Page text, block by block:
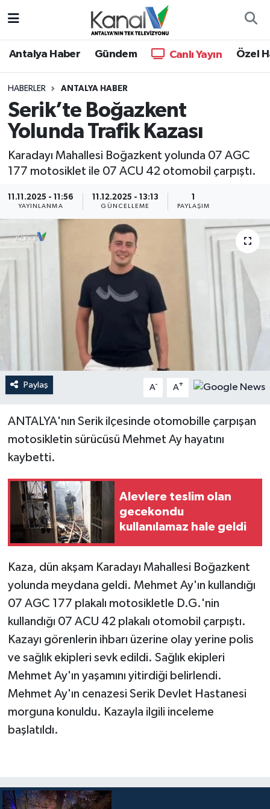
Antalya Haber Gündem Canlı Yayın Özel
HABERLER ANTALYA HABER
Serik’te Boğazkent
Yolunda Trafik Kazası
Karadayı Mahallesi Boğazkent yolunda 07 AGC
177 motosiklet ile 07 ACU 42 otomobil çarpıştı.
11.11.2025 - 11:56
YAYINLANMA
11.12.2025 - 13:13
GÜNCELLEME
1
PAYLAŞIM
Paylaş A- A+
ANTALYA'nın Serik ilçesinde otomobille çarpışan
motosikletin sürücüsü Mehmet Ay hayatını
kaybetti.
Alevlere teslim olan
gecekondu
kullanılamaz hale geldi
Kaza, dün akşam Karadayı Mahallesi Boğazkent
yolunda meydana geldi. Mehmet Ay'ın kullandığı
07 AGC 177 plakalı motosikletle D.G.'nin
kullandığı 07 ACU 42 plakalı otomobil çarpıştı.
Kazayı görenlerin ihbarı üzerine olay yerine polis
ve sağlık ekipleri sevk edildi. Sağlık ekipleri
Mehmet Ay'ın yaşamını yitirdiği belirlendi.
Mehmet Ay'ın cenazesi Serik Devlet Hastanesi
morguna konuldu. Kazayla ilgili inceleme
başlatıldı.
Antalya Haber
Dünya
Eğitim
Ekonomi
Gündem
Günün Manşetleri
Haber Kuşakları
KANALV Spor
Kültür Sanat
Magazin
Öğle Bülteni
Sağlık
Sosyal medya
Spor
Teknoloji
Televizyon
Turizm
Yaşam
Hava Durumu
Trafik Durumu
Süper Lig Puan Durumu ve Fikstür
Tüm Manşetler
Son Dakika Haberleri
Haber Arşivi